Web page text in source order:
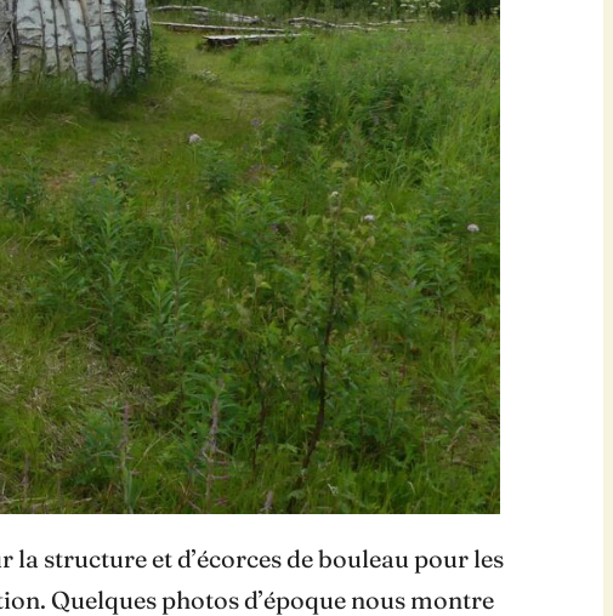
structure et d’écorces de bouleau pour les
Quelques photos d’époque nous montre